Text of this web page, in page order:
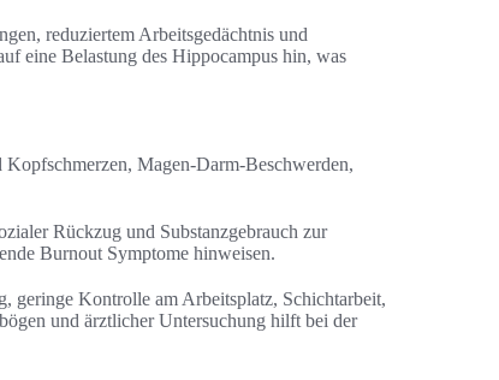
reduziertem Arbeitsgedächtnis und
eine Belastung des Hippocampus hin, was
Magen-Darm-Beschwerden,
Rückzug und Substanzgebrauch zur
Burnout Symptome hinweisen.
geringe Kontrolle am Arbeitsplatz, Schichtarbeit,
und ärztlicher Untersuchung hilft bei der